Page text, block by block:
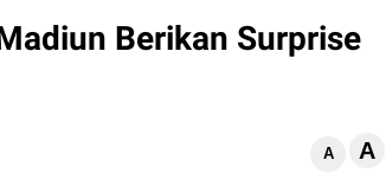
Berikan Surprise
A A